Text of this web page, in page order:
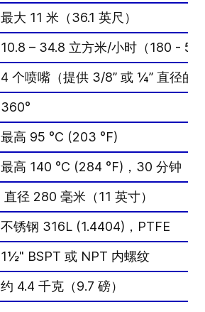
最大 11 米（36.1 英尺）
10.8 – 34.8 立方米/小时（180 -
4 个喷嘴（提供 3/8” 或 ¼” 直径的
360°
最高 95 °C (203 °F)
最高 140 °C (284 °F)，30 分钟
直径 280 毫米（11 英寸）
不锈钢 316L (1.4404)，PTFE
1½" BSPT 或 NPT 内螺纹
约 4.4 千克（9.7 磅）